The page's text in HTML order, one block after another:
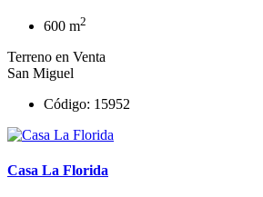
600 m2
Terreno en Venta
San Miguel
Código: 15952
Casa La Florida